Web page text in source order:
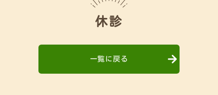
休診
一覧に戻る